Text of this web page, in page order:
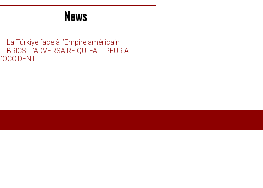
News
La Türkiye face à l’Empire américain
BRICS: L’ADVERSAIRE QUI FAIT PEUR A
L’OCCIDENT